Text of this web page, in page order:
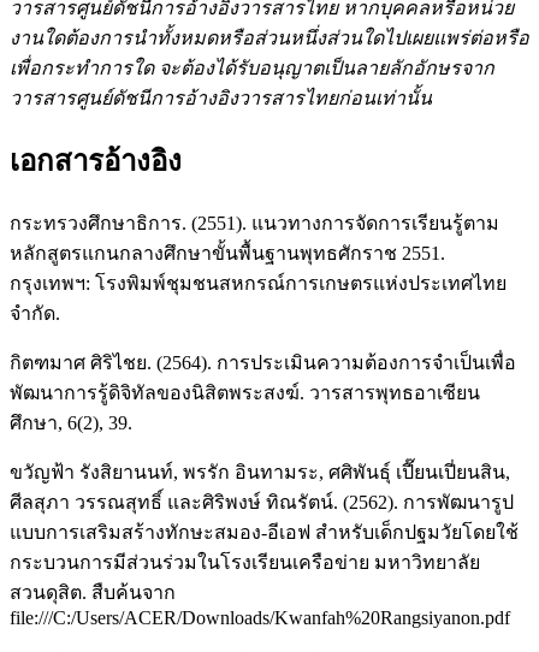
วารสารศูนย์ดัชนีการอ้างอิงวารสารไทย หากบุคคลหรือหน่วย
งานใดต้องการนำทั้งหมดหรือส่วนหนึ่งส่วนใดไปเผยแพร่ต่อหรือ
เพื่อกระทำการใด จะต้องได้รับอนุญาตเป็นลายลักอักษรจาก
วารสารศูนย์ดัชนีการอ้างอิงวารสารไทยก่อนเท่านั้น
เอกสารอ้างอิง
กระทรวงศึกษาธิการ. (2551). แนวทางการจัดการเรียนรู้ตาม
หลักสูตรแกนกลางศึกษาขั้นพื้นฐานพุทธศักราช 2551.
กรุงเทพฯ: โรงพิมพ์ชุมชนสหกรณ์การเกษตรแห่งประเทศไทย
จำกัด.
กิตฑมาศ ศิริไชย. (2564). การประเมินความต้องการจำเป็นเพื่อ
พัฒนาการรู้ดิจิทัลของนิสิตพระสงฆ์. วารสารพุทธอาเซียน
ศึกษา, 6(2), 39.
ขวัญฟ้า รังสิยานนท์, พรรัก อินทามระ, ศศิพันธุ์ เปี๊ยนเปี่ยนสิน,
ศีลสุภา วรรณสุทธิ์ และศิริพงษ์ ทิณรัตน์. (2562). การพัฒนารูป
แบบการเสริมสร้างทักษะสมอง-อีเอฟ สำหรับเด็กปฐมวัยโดยใช้
กระบวนการมีส่วนร่วมในโรงเรียนเครือข่าย มหาวิทยาลัย
สวนดุสิต. สืบค้นจาก
file:///C:/Users/ACER/Downloads/Kwanfah%20Rangsiyanon.pdf